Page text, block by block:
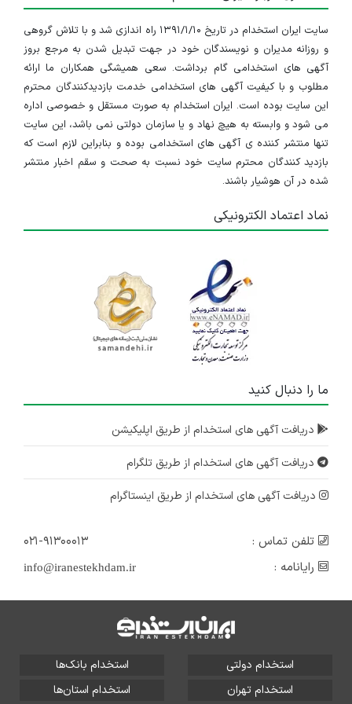
سایت ایران استخدام در تاریخ ۱۳۹۱/۱/۱۰ راه اندازی شد و با تلاش گروهی
و روزانه مدیران و نویسندگان خود در جهت تبدیل شدن به مرجع بروز
آگهی های استخدامی گام برداشت. سعی همیشگی همکاران ما ارائه
مطلوب و با کیفیت آگهی های استخدامی خدمت بازدیدکنندگان محترم
این سایت بوده است. ایران استخدام به صورت مستقل و خصوصی اداره
می شود و وابسته به هیچ نهاد و یا سازمان دولتی نمی باشد، این سایت
تنها منتشر کننده ی آگهی های استخدامی بوده و بنابراین لازم است که
بازدید کنندگان محترم سایت خود نسبت به صحت و سقم اخبار منتشر
شده در آن هوشیار باشند.
نماد اعتماد الکترونیکی
ما را دنبال کنید
دریافت آگهی های استخدام از طریق اپلیکیشن
دریافت آگهی های استخدام از طریق تلگرام
دریافت آگهی های استخدام از طریق اینستاگرام
تلفن تماس :
۰۲۱-۹۱۳۰۰۰۱۳
رایانامه :
info@iranestekhdam.ir
استخدام دولتی
استخدام بانک‌ها
استخدام تهران
استخدام استان‌ها